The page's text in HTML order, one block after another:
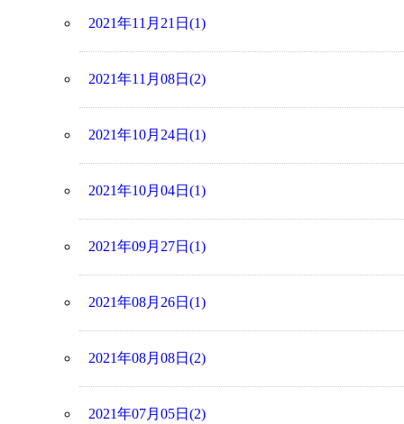
2021年11月21日(1)
2021年11月08日(2)
2021年10月24日(1)
2021年10月04日(1)
2021年09月27日(1)
2021年08月26日(1)
2021年08月08日(2)
2021年07月05日(2)